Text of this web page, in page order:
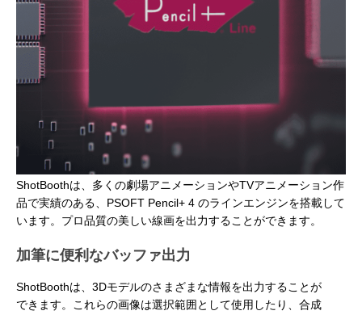
ザインワークフロー
2026.03.12
【動画】3ds Max
ライズ-プロダクト
ータを有効活用し
記念セミナーレポート 第一部：造形思想に
基づく作品制作の舞台裏
2026.01.20
『MERCURY Entei
記念セミナーレポ
による作品添削指導
ShotBoothは、多くの劇場アニメーションやTVアニメーション作
品で実績のある、PSOFT Pencil+ 4 のラインエンジンを搭載して
います。プロ品質の美しい線画を出力することができます。
加筆に便利なバッファ出力
ShotBoothは、3Dモデルのさまざまな情報を出力することが
できます。これらの画像は選択範囲として使用したり、合成